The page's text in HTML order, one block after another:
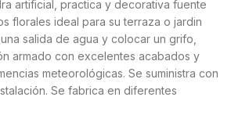
artificial, practica y decorativa fuente
florales ideal para su terraza o jardin
salida de agua y colocar un grifo,
armado con excelentes acabados y
meteorológicas. Se suministra con
Se fabrica en diferentes